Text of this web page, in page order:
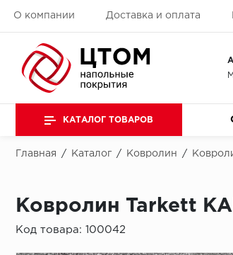
О компании Доставка и оплата
КАТАЛОГ ТОВАРОВ
Главная / Каталог / Ковролин /
Ковролин Tarkett
Код товара: 100042